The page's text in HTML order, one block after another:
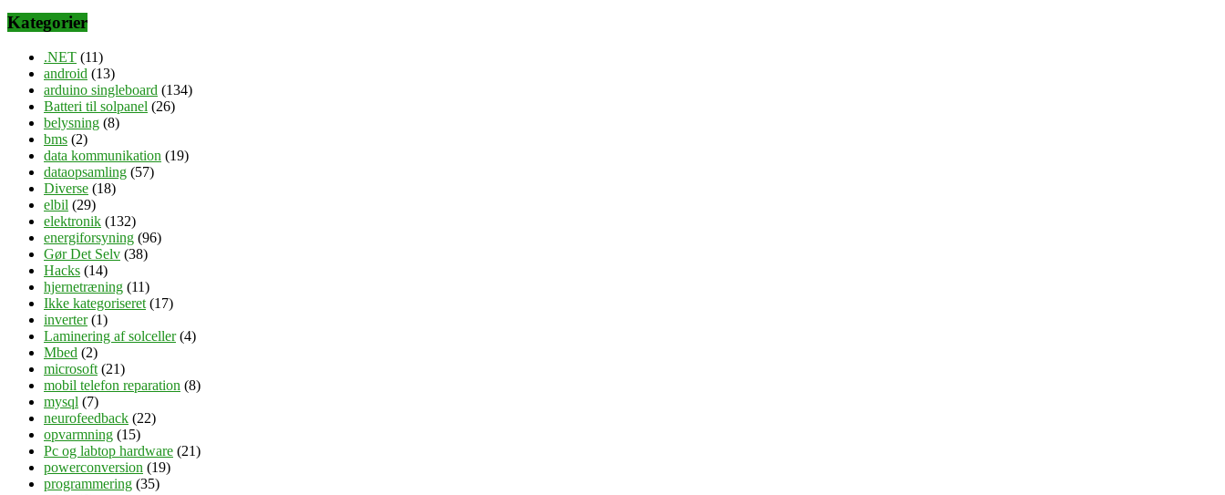
Kategorier
.NET (11)
android (13)
arduino singleboard (134)
Batteri til solpanel (26)
belysning (8)
bms (2)
data kommunikation (19)
dataopsamling (57)
Diverse (18)
elbil (29)
elektronik (132)
energiforsyning (96)
Gør Det Selv (38)
Hacks (14)
hjernetræning (11)
Ikke kategoriseret(17)
inverter(1)
Laminering af solceller(4)
Mbed (2)
microsoft(21)
mobil telefon reparation (8)
mysql (7)
neurofeedback (22)
opvarmning (15)
Pc og labtop hardware (21)
powerconversion (19)
programmering (35)